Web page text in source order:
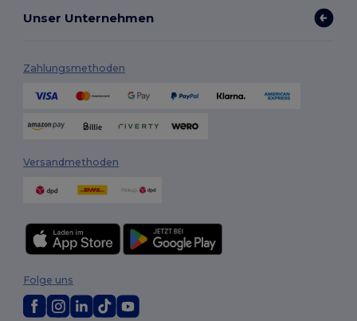
Unser Unternehmen
Zahlungsmethoden
Versandmethoden
Folge uns